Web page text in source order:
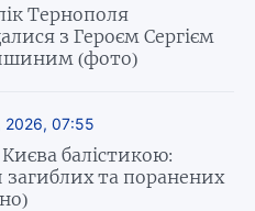
Тернополя
з Героєм Сергієм
(фото)
2026, 07:55
Києва балістикою:
загиблих та поранених